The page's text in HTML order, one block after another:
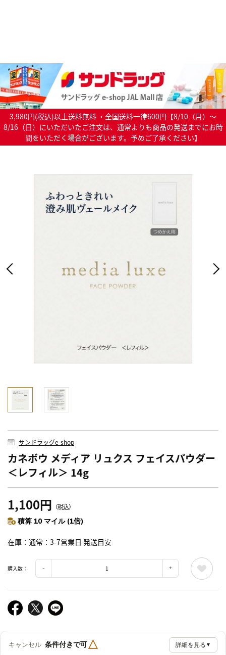
3,980円(税込)以上送料無料 ・全国送料一律600円【8/10（月）～
8/16（日）にいただいたご注文は、通常よりも商品の発送までにお時
間をいただく場合がございます。予めご了承ください】
サンドラッグe-shop
カネボウ メディア リュクス フェイスパウダー
＜レフィル＞ 14g
1,100円 （税込）
積算 10 マイル (1倍)
在庫 通常：3-7営業日 発送目安
購入数：
キャンセル 条件付きで可△ 詳細を見る ▼